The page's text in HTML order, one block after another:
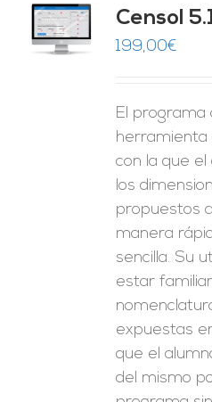
Censol
199,00€
El programa
herramienta
con la que
los
propuestos
manera
sencilla. Su
estar
expuestas
que el
del mismo